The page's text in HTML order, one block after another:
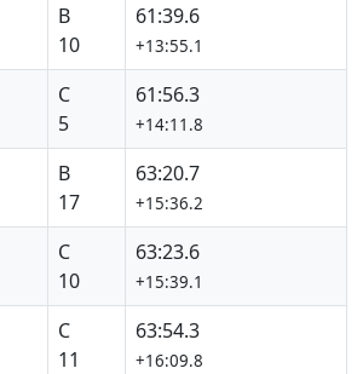
B
10
61:39.6
+13:55.1
C
5
61:56.3
+14:11.8
B
17
63:20.7
+15:36.2
C
10
63:23.6
+15:39.1
C
11
63:54.3
+16:09.8